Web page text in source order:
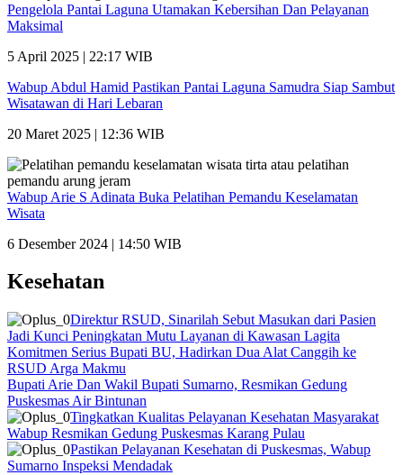
Pengelola Pantai Laguna Utamakan Kebersihan Dan Pelayanan
Maksimal
5 April 2025 | 22:17 WIB
Wabup Abdul Hamid Pastikan Pantai Laguna Samudra Siap Sambut
Wisatawan di Hari Lebaran
20 Maret 2025 | 12:36 WIB
Wabup Arie S Adinata Buka Pelatihan Pemandu Keselamatan
Wisata
6 Desember 2024 | 14:50 WIB
Kesehatan
Direktur RSUD, Sinarilah Sebut Masukan dari Pasien
Jadi Kunci Peningkatan Mutu Layanan di Kawasan Lagita
Komitmen Serius Bupati BU, Hadirkan Dua Alat Canggih ke
RSUD Arga Makmu
Bupati Arie Dan Wakil Bupati Sumarno, Resmikan Gedung
Puskesmas Air Bintunan
Tingkatkan Kualitas Pelayanan Kesehatan Masyarakat
Wabup Resmikan Gedung Puskesmas Karang Pulau
Pastikan Pelayanan Kesehatan di Puskesmas, Wabup
Sumarno Inspeksi Mendadak